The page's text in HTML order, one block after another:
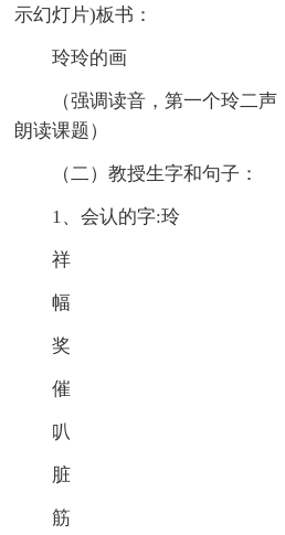
示幻灯片)板书：
玲玲的画
（强调读音，第一个玲二
朗读课题）
（二）教授生字和句子：
1、会认的字:玲
祥
幅
奖
催
叭
脏
筋